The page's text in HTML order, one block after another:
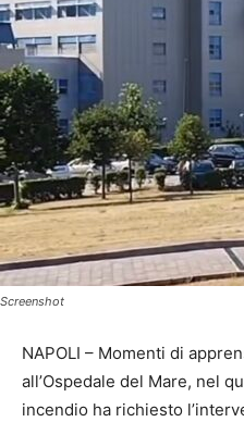
Screenshot
NAPOLI – Momenti di
all’Ospedale del Mare, nel
incendio ha richiesto